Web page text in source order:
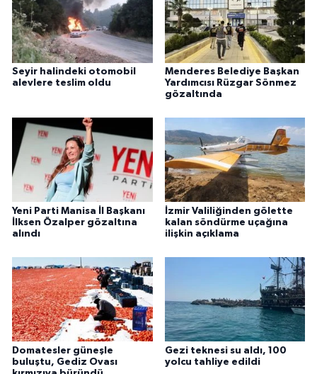
Seyir halindeki otomobil
alevlere teslim oldu
Menderes Belediye Başkan
Yardımcısı Rüzgar Sönmez
gözaltında
Yeni Parti Manisa İl Başkanı
İlksen Özalper gözaltına
alındı
İzmir Valiliğinden gölette
kalan söndürme uçağına
ilişkin açıklama
Domatesler güneşle
buluştu, Gediz Ovası
Gezi teknesi su aldı, 100
yolcu tahliye edildi